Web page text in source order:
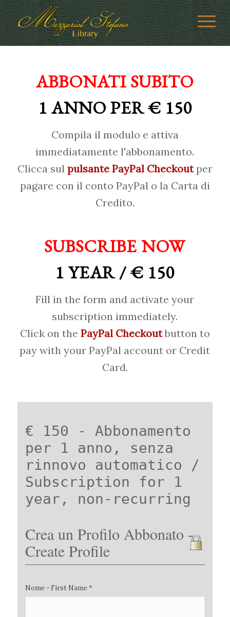
ABBONATI SUBITO
1 ANNO PER € 150
Compila il modulo e attiva
immediatamente l'abbonamento.
Clicca sul pulsante PayPal Checkoutper
pagare con il conto PayPal o la Carta di
Credito.
SUBSCRIBE NOW
1 YEAR / € 150
Fill in the form and activate your
subscription immediately.
Click on the PayPal Checkoutbutton to
pay with your PayPal account or Credit
Card.
€ 150 - Abbonamento
per 1 anno, senza
rinnovo automatico /
Subscription for 1
year, non-recurring
Crea un Profilo Abbonato -
Create Profile
Nome - First Name *